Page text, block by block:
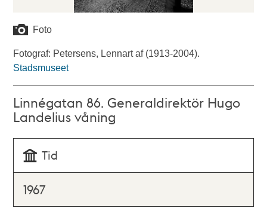
Foto
Fotograf: Petersens, Lennart af (1913-2004).
Stadsmuseet
Linnégatan 86. Generaldirektör Hugo
Landelius våning
Tid
1967